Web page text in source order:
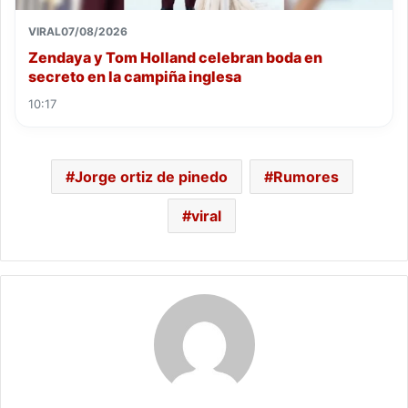
VIRAL07/08/2026
Zendaya y Tom Holland celebran boda en
secreto en la campiña inglesa
10:17
Jorge ortiz de pinedo Rumores
viral